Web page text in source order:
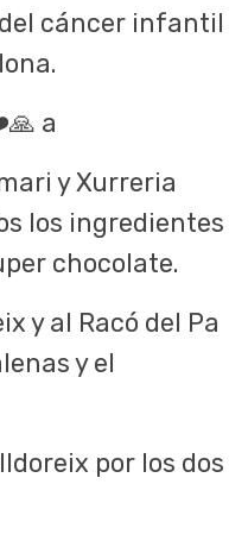
cáncer infantil
a
y Xurreria
los ingredientes
chocolate.
y al Racó del Pa
y el
por los dos